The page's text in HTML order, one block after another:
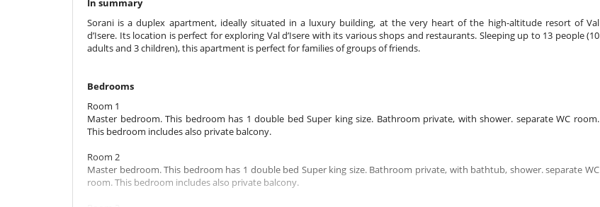
In summary
Sorani is a duplex apartment, ideally situated in a luxury building, at the very heart of the high-altitude resort of Val
d’Isere. Its location is perfect for exploring Val d’Isere with its various shops and restaurants. Sleeping up to 13 people (10
adults and 3 children), this apartment is perfect for families of groups of friends.
Bedrooms
Room 1
Master bedroom. This bedroom has 1 double bed Super king size. Bathroom private, with shower. separate WC room.
This bedroom includes also private balcony.
Room 2
Master bedroom. This bedroom has 1 double bed Super king size. Bathroom private, with bathtub, shower. separate WC
room. This bedroom includes also private balcony.